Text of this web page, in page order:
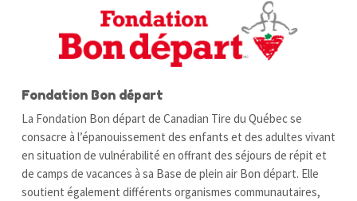
Fondation Bon départ
La Fondation Bon départ de Canadian Tire du Québec se
consacre à l’épanouissement des enfants et des adultes vivant
en situation de vulnérabilité en offrant des séjours de répit et
de camps de vacances à sa Base de plein air Bon départ. Elle
soutient également différents organismes communautaires,